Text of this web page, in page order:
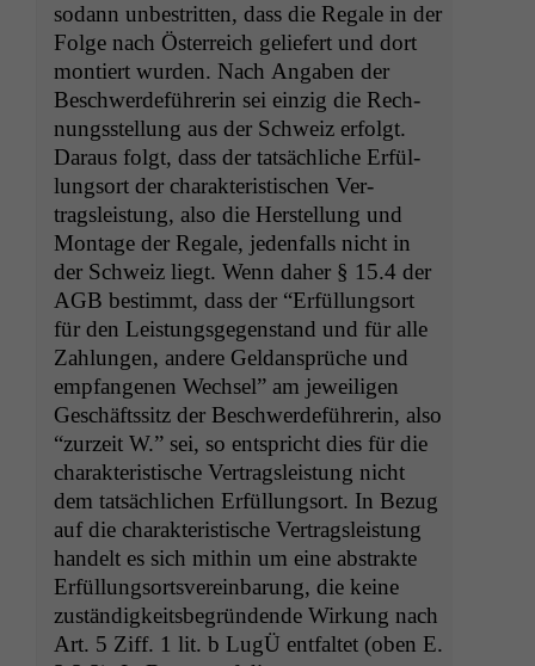
sodann unbe­strit­ten, dass die Regale in der
Folge nach Öster­re­ich geliefert und dort
mon­tiert wur­den. Nach Angaben der
Beschw­erde­führerin sei einzig die Rech­
nungsstel­lung aus der Schweiz erfol­gt.
Daraus fol­gt, dass der tat­säch­liche Erfül­
lung­sort der charak­ter­is­tis­chen Ver­
tragsleis­tung, also die Her­stel­lung und
Mon­tage der Regale, jeden­falls nicht in
der Schweiz liegt. Wenn daher § 15.4 der
AGB bes­timmt, dass der “Erfül­lung­sort
für den Leis­tungs­ge­gen­stand und für alle
Zahlun­gen, andere Gel­dansprüche und
emp­fan­genen Wech­sel” am jew­eili­gen
Geschäftssitz der Beschw­erde­führerin, also
“zurzeit W.” sei, so entspricht dies für die
charak­ter­is­tis­che Ver­tragsleis­tung nicht
dem tat­säch­lichen Erfül­lung­sort. In Bezug
auf die charak­ter­is­tis­che Ver­tragsleis­tung
han­delt es sich mithin um eine abstrak­te
Erfül­lung­sortsvere­in­barung, die keine
zuständigkeits­be­grün­dende Wirkung nach
Art. 5 Ziff. 1 lit. b LugÜ ent­fal­tet (oben E.